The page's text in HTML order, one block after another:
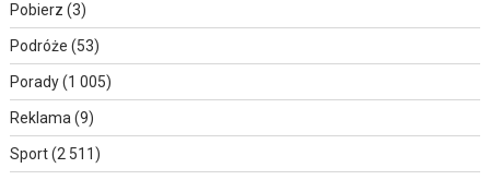
Pobierz (3)
Podróże (53)
Porady(1 005)
Reklama(9)
Sport(2 511)